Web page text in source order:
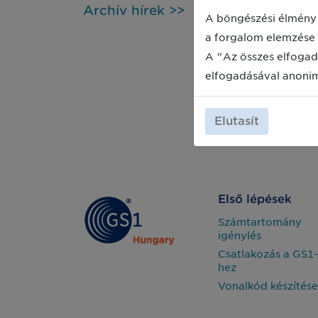
melyek többek között elősegítik a
jogszabályoknak történő megfelelést
és a korszerű betegbiztonsági
folyamatok bevezetését.
Archív hírek >>
Első lépések
Számtartomány
igénylés
Csatlakozás a GS1-
hez
Vonalkód készítése
A böngészési
a forgalom
A "Az összes
elfogadásával
Elutasít